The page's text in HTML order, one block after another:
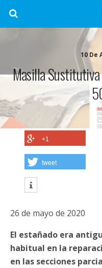
10 De
Masilla Sustitutiva
+1
tweet
26 de mayo de 2020
El estañado era
habitual en la
en las secciones